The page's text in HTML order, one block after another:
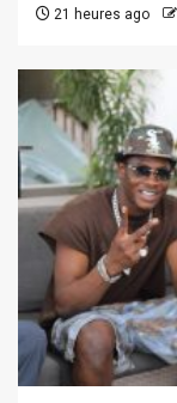
21 heures ago